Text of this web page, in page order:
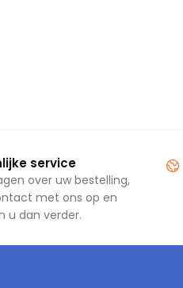
service
over uw bestelling,
met ons op en
u dan verder.